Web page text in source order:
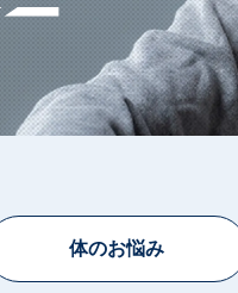
体のお悩み